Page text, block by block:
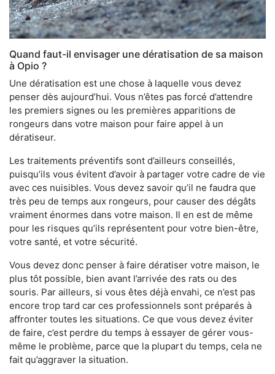
Quand faut-il envisager une dératisation de sa maison
à Opio ?
Une dératisation est une chose à laquelle vous devez
penser dès aujourd’hui. Vous n’êtes pas forcé d’attendre
les premiers signes ou les premières apparitions de
rongeurs dans votre maison pour faire appel à un
dératiseur.
Les traitements préventifs sont d’ailleurs conseillés,
puisqu’ils vous évitent d’avoir à partager votre cadre de vie
avec ces nuisibles. Vous devez savoir qu’il ne faudra que
très peu de temps aux rongeurs, pour causer des dégâts
vraiment énormes dans votre maison. Il en est de même
pour les risques qu’ils représentent pour votre bien-être,
votre santé, et votre sécurité.
Vous devez donc penser à faire dératiser votre maison, le
plus tôt possible, bien avant l’arrivée des rats ou des
souris. Par ailleurs, si vous êtes déjà envahi, ce n’est pas
encore trop tard car ces professionnels sont préparés à
affronter toutes les situations. Ce que vous devez éviter
de faire, c’est perdre du temps à essayer de gérer vous-
même le problème, parce que la plupart du temps, cela ne
fait qu’aggraver la situation.